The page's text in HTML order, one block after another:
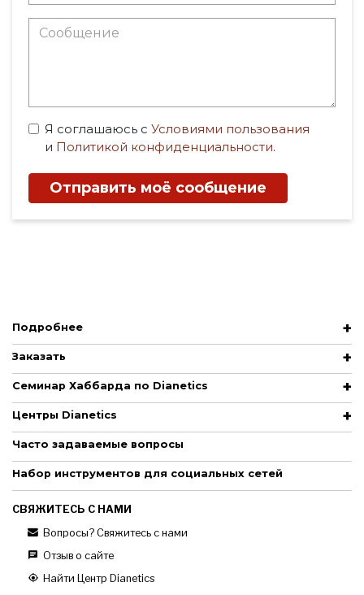
Я соглашаюсь с Условиями пользования
и Политикой конфиденциальности.
Отправить моё сообщение
Подробнее
Заказать
Семинар Хаббарда по Dianetics
Центры Dianetics
Часто задаваемые вопросы
Набор инструментов для социальных сетей
СВЯЖИТЕСЬ С НАМИ
Вопросы? Свяжитесь с нами
Отзыв о сайте
Найти Центр Dianetics